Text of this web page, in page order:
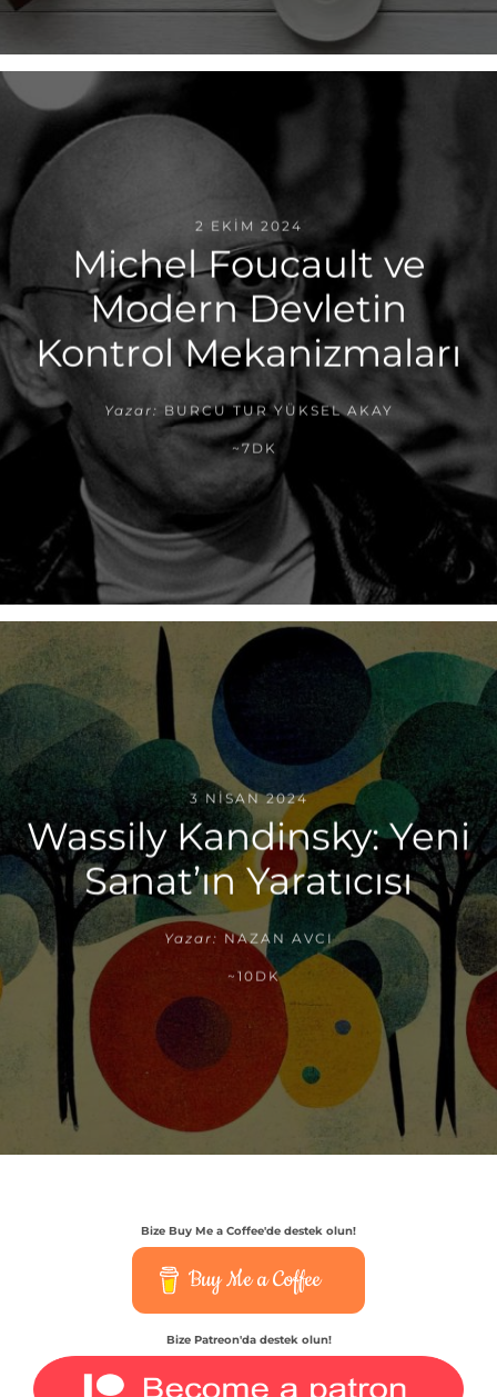
2 EKIM 2024
Michel Foucault ve
Modern Devletin
Kontrol Mekanizmaları
Yazar: BURCU TUR YÜKSEL AKAY
~7DK
3 NISAN 2024
Wassily Kandinsky: Yeni
Sanat’ın Yaratıcısı
Yazar: NAZAN AVCI
~10DK
Bize Buy Me a Coffee'de destek olun!
Buy Me a Coffee
Bize Patreon'da destek olun!